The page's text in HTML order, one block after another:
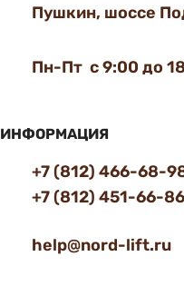
Пушкин, шоссе
Пн-Пт с 9:00 до
ИНФОРМАЦИЯ
+7 (812) 466-68-
+7 (812) 451-66-86
help@nord-lift.ru